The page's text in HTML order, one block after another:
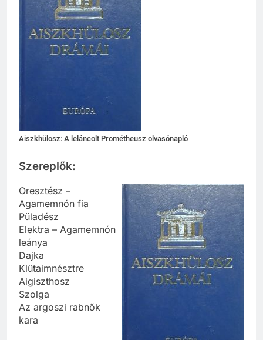
Aiszkhülosz: A leláncolt Prométheusz olvasónapló
Szereplők:
Oresztész –
Agamemnón fia
Püladész
Elektra – Agamemnón
leánya
Dajka
Klütaimnésztre
Aigiszthosz
Szolga
Az argoszi rabnők
kara